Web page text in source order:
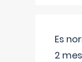
Es
2